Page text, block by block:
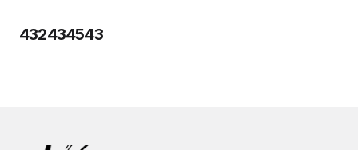
432434543